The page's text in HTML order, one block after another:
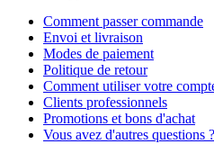
Comment passer commande
Envoi et livraison
Modes de paiement
Politique de retour
Comment utiliser votre
Clients professionnels
Promotions et bons d'achat
Vous avez d'autres questions ?